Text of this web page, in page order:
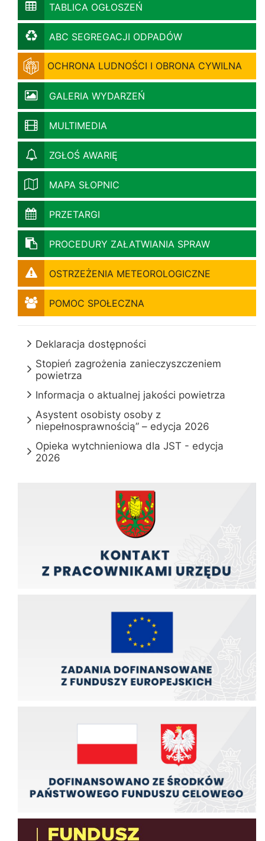
TABLICA OGŁOSZEŃ
ABC SEGREGACJI ODPADÓW
OCHRONA LUDNOŚCI I OBRONA CYWILNA
GALERIA WYDARZEŃ
MULTIMEDIA
ZGŁOŚ AWARIĘ
MAPA SŁOPNIC
PRZETARGI
PROCEDURY ZAŁATWIANIA SPRAW
OSTRZEŻENIA METEOROLOGICZNE
POMOC SPOŁECZNA
Deklaracja dostępności
Stopień zagrożenia zanieczyszczeniem
powietrza
Informacja o aktualnej jakości powietrza
Asystent osobisty osoby z
niepełnosprawnością” – edycja 2026
Opieka wytchnieniowa dla JST - edycja
2026